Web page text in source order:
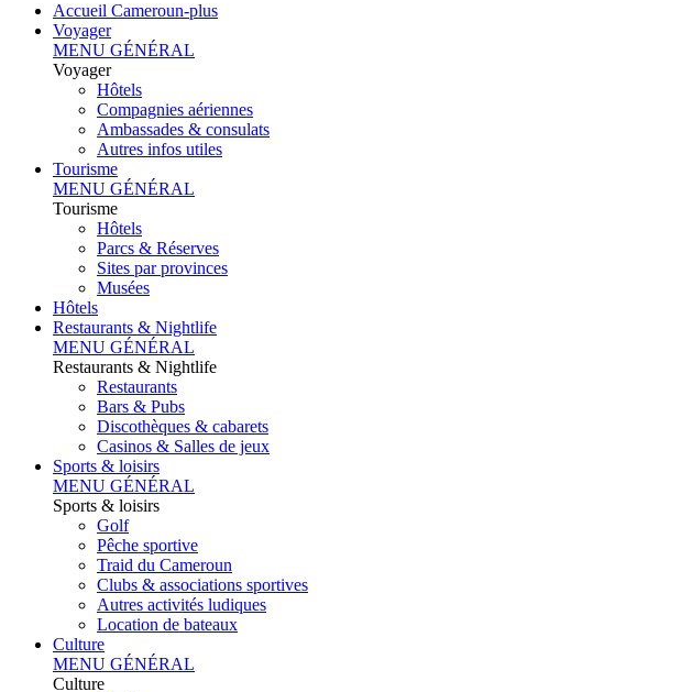
Accueil Cameroun-plus
Voyager
MENU GÉNÉRAL
Voyager
Hôtels
Compagnies aériennes
Ambassades & consulats
Autres infos utiles
Tourisme
MENU GÉNÉRAL
Tourisme
Hôtels
Parcs & Réserves
Sites par provinces
Musées
Hôtels
Restaurants & Nightlife
MENU GÉNÉRAL
Restaurants & Nightlife
Restaurants
Bars & Pubs
Discothèques & cabarets
Casinos & Salles de jeux
Sports & loisirs
MENU GÉNÉRAL
Sports & loisirs
Golf
Pêche sportive
Traid du Cameroun
Clubs & associations sportives
Autres activités ludiques
Location de bateaux
Culture
MENU GÉNÉRAL
Culture